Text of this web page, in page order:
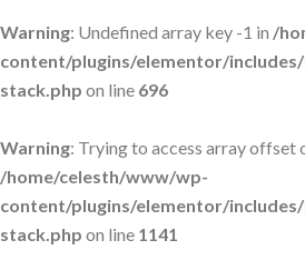
Warning: Undefined array key -1 in /
content/plugins/elementor/
stack.php on line 696
Warning: Trying to access array offset
/home/celesth/www/wp-
content/plugins/elementor/
stack.php on line 1141